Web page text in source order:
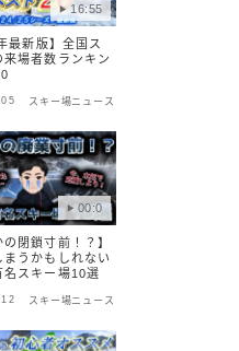
16:55
最新版】全国ス
来場者数ランキン
スキー場ニュース
00:0
の閉鎖寸前！？】
まうかもしれない
名スキー場10選
スキー場ニュース